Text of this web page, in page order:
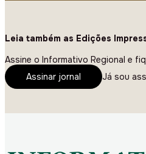
Leia também as Edições
Assine o Informativo Regional e
Assinar jornal
Já sou